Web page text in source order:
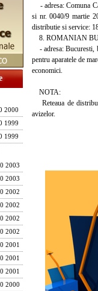
2000
1999
1999
2003
2003
2002
2002
2002
2002
2001
2001
2001
2000
- adresa: Comuna
si nr. 0040/9 martie
distributie si service:
8. ROMANIAN
- adresa: Bucuresti,
pentru aparatele de
economici.
NOTA:
Reteaua de
avizelor.